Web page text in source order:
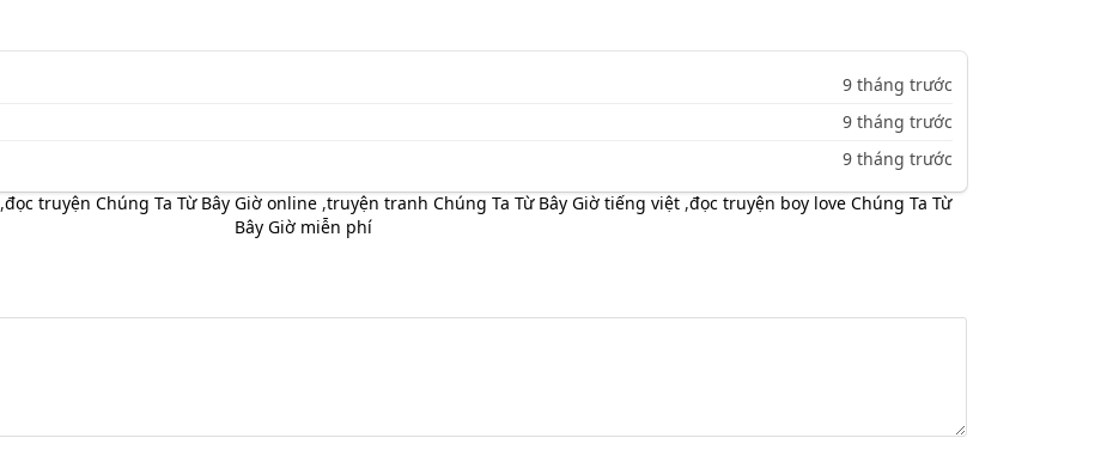
9 tháng trước
9 tháng trước
9 tháng trước
,đọc truyện Chúng Ta Từ Bây Giờ online,truyện tranh Chúng Ta Từ Bây Giờ tiếng việt,đọc truyện boy love Chúng Ta Từ
Bây Giờ miễn phí